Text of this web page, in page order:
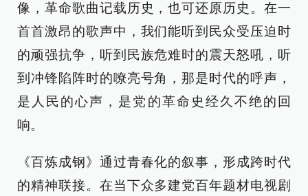
像，革命歌曲记载历史，也可还原历史。在一
首首激昂的歌声中，我们能听到民众受压迫时
的顽强抗争，听到民族危难时的震天怒吼，听
到冲锋陷阵时的嘹亮号角，那是时代的呼声，
是人民的心声，是党的革命史经久不绝的回
响。
《百炼成钢》通过青春化的叙事，形成跨时代
的精神联接。在当下众多建党百年题材电视剧